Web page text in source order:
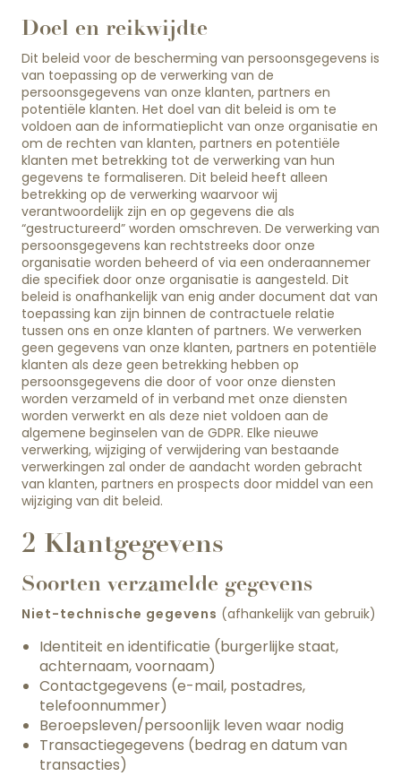
Doel en reikwijdte
Dit beleid voor de bescherming van persoonsgegevens is
van toepassing op de verwerking van de
persoonsgegevens van onze klanten, partners en
potentiële klanten. Het doel van dit beleid is om te
voldoen aan de informatieplicht van onze organisatie en
om de rechten van klanten, partners en potentiële
klanten met betrekking tot de verwerking van hun
gegevens te formaliseren. Dit beleid heeft alleen
betrekking op de verwerking waarvoor wij
verantwoordelijk zijn en op gegevens die als
“gestructureerd” worden omschreven. De verwerking van
persoonsgegevens kan rechtstreeks door onze
organisatie worden beheerd of via een onderaannemer
die specifiek door onze organisatie is aangesteld. Dit
beleid is onafhankelijk van enig ander document dat van
toepassing kan zijn binnen de contractuele relatie
tussen ons en onze klanten of partners. We verwerken
geen gegevens van onze klanten, partners en potentiële
klanten als deze geen betrekking hebben op
persoonsgegevens die door of voor onze diensten
worden verzameld of in verband met onze diensten
worden verwerkt en als deze niet voldoen aan de
algemene beginselen van de GDPR. Elke nieuwe
verwerking, wijziging of verwijdering van bestaande
verwerkingen zal onder de aandacht worden gebracht
van klanten, partners en prospects door middel van een
wijziging van dit beleid.
2 Klantgegevens
Soorten verzamelde gegevens
Niet-technische gegevens (afhankelijk van gebruik)
Identiteit en identificatie (burgerlijke staat,
achternaam, voornaam)
Contactgegevens (e-mail, postadres,
telefoonnummer)
Beroepsleven/persoonlijk leven waar nodig
Transactiegegevens (bedrag en datum van
transacties)